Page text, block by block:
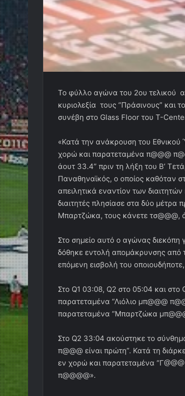
To φύλλο αγώνα του 2ου τελικού
κυριολεξία τους “Πράσινους” και
συνέβη στο Glass Floor του T-
«Κατά την ανάκρουση του
χορώ και παρατεταμένα π@@@
άουτ 33.4” πριν τη λήξη του Β’
Παναθηναϊκός, ο οποίος καθόταν
απειλητικά εναντίον των
διαιτητές πλησίασε στα δύο μέτρα
Μπαρτζώκα, τους κάνετε τσ@@@,
Στο σημείο αυτό ο αγώνας διεκόπη
δόθηκε εντολή απομάκρυνσης από
επόμενη εισβολή του
Στο Q1 03:08, Q2 στο 05:04 και
παρατεταμένα “Λιόλιο μπ@@@
παρατεταμένα “Μπαρτζώκα
Στο Q2 33:04 ακούστηκε το
π@@@ είναι πρώτη”. Κατά τη
εν χορώ και παρατεταμένα
π@@@@».